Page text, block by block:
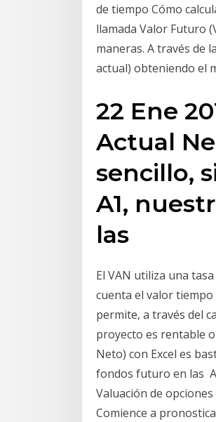
de tiempo Cómo
llamada Valor Futuro
maneras. A través de
actual) obteniendo el
22 Ene
Actual
sencillo,
A1,
las
El VAN utiliza una
cuenta el valor
permite, a través del
proyecto es rentable
Neto) con Excel es
fondos futuro en las
Valuación de
Comience a